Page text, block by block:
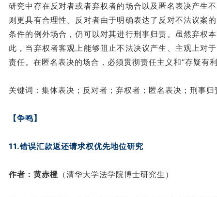
研究中存在反对者或者弃权者的场合以及匿名表决产生
则更具有合理性。反对者由于明确表达了反对不法议案
条件的例外场合，仍可以对其进行刑事归责。虽然弃权
此，当弃权者客观上能够阻止不法决议产生、主观上对
责任。在匿名表决的场合，必须贯彻责任主义和“存疑有
关键词：集体表决；反对者；弃权者；匿名表决；刑事归
【争鸣】
11.错误汇款返还请求权优先地位研究
作者：黄赤橙 （清华大学法学院博士研究生）